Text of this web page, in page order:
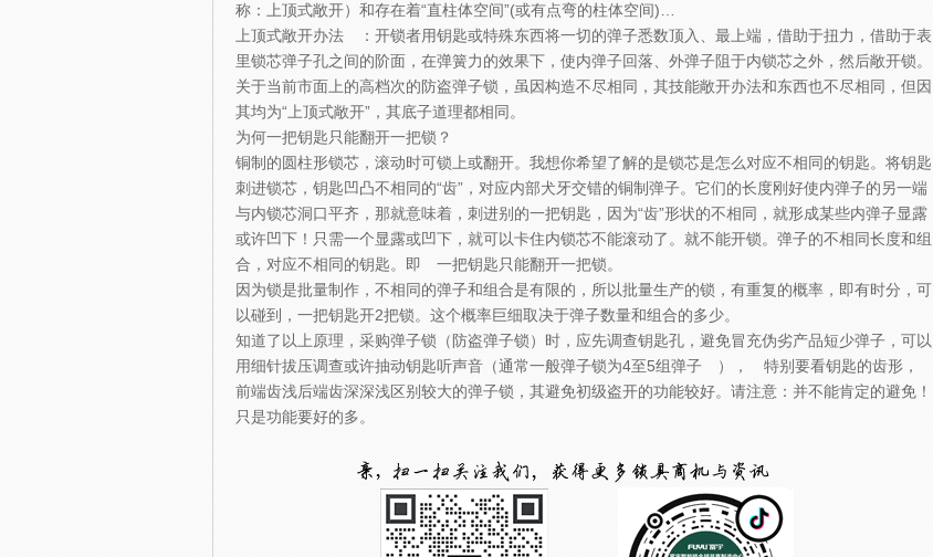
称：上顶式敞开）和存在着“直柱体空间”(或有点弯的柱体空间)…
上顶式敞开办法 ：开锁者用钥匙或特殊东西将一切的弹子悉数顶入、最上端，借助于扭力，借助于表
里锁芯弹子孔之间的阶面，在弹簧力的效果下，使内弹子回落、外弹子阻于内锁芯之外，然后敞开锁。
关于当前市面上的高档次的防盗弹子锁，虽因构造不尽相同，其技能敞开办法和东西也不尽相同，但因
其均为“上顶式敞开”，其底子道理都相同。
为何一把钥匙只能翻开一把锁？
铜制的圆柱形锁芯，滚动时可锁上或翻开。我想你希望了解的是锁芯是怎么对应不相同的钥匙。将钥匙
刺进锁芯，钥匙凹凸不相同的“齿”，对应内部犬牙交错的铜制弹子。它们的长度刚好使内弹子的另一端
与内锁芯洞口平齐，那就意味着，刺进别的一把钥匙，因为“齿”形状的不相同，就形成某些内弹子显露
或许凹下！只需一个显露或凹下，就可以卡住内锁芯不能滚动了。就不能开锁。弹子的不相同长度和组
合，对应不相同的钥匙。即 一把钥匙只能翻开一把锁。
因为锁是批量制作，不相同的弹子和组合是有限的，所以批量生产的锁，有重复的概率，即有时分，可
以碰到，一把钥匙开2把锁。这个概率巨细取决于弹子数量和组合的多少。
知道了以上原理，采购弹子锁（防盗弹子锁）时，应先调查钥匙孔，避免冒充伪劣产品短少弹子，可以
用细针拔压调查或许抽动钥匙听声音（通常一般弹子锁为4至5组弹子 ）， 特别要看钥匙的齿形，
前端齿浅后端齿深深浅区别较大的弹子锁，其避免初级盗开的功能较好。请注意：并不能肯定的避免！
只是功能要好的多。